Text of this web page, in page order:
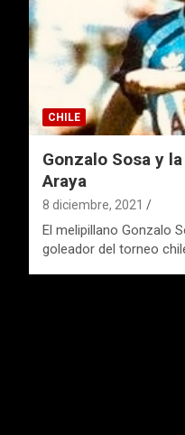
CHILE
Gonzalo Sosa y
Araya
8 diciembre, 2021
El melipillano Gonzalo
goleador del torneo